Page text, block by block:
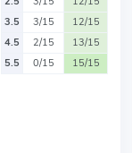
3.5
3/15
12/15
4.5
2/15
13/15
5.5
0/15 15/15